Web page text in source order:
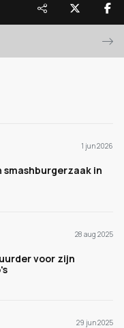
1 jun 2026
in
28 aug 2025
voor zijn
29 jun 2025